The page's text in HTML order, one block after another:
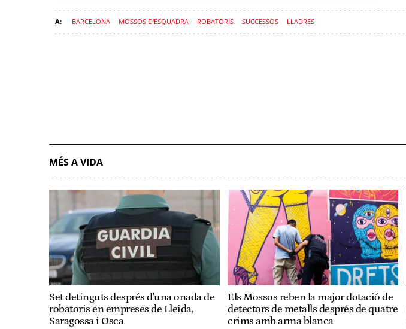
BARCELONA MOSSOS D'ESQUADRA ROBATORIS SUCCESSOS LLADRES
MÉS A VIDA
Set detinguts després d'una onada de
robatoris en empreses de Lleida,
Saragossa i Osca
Els Mossos reben la major dotació de
detectors de metalls després de quatre
crims amb arma blanca